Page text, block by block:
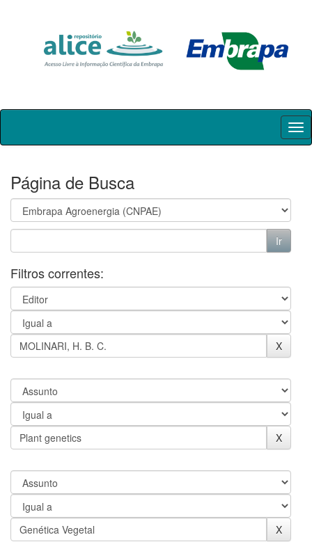
Skip
Página de Busca
Filtros correntes: